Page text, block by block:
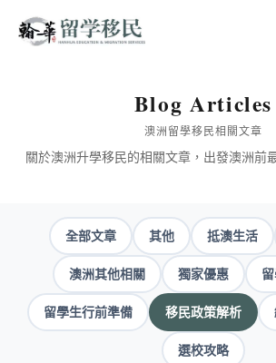
Blog Articles
澳洲留學移民相關文章
關於澳洲升學移民的相關文章，出發澳洲前
全部文章 其他 抵澳生活
澳洲其他相關
獨家優惠
留學生行前準備
移民政策解析
選校攻略